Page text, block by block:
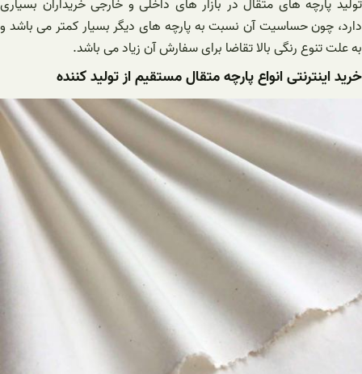
تولید پارچه های متقال در بازار های داخلی و خارجی خریداران بسیاری
دارد، چون حساسیت آن نسبت به پارچه های دیگر بسیار کمتر می باشد و
به علت تنوع رنگی بالا تقاضا برای سفارش آن زیاد می باشد.
خرید اینترنتی انواع پارچه متقال مستقیم از تولید کننده